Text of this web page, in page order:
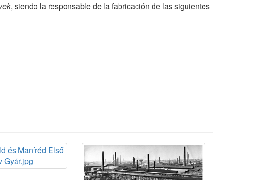
, siendo la responsable de la fabricación de las siguientes